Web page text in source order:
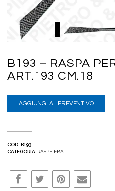
B193 – RASPA
ART.193 CM.18
AGGIUNGI AL PREVENTIVO
COD: B193
CATEGORIA: RASPE EBA